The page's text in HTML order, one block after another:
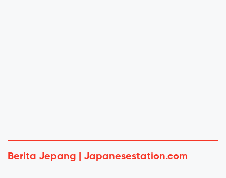
Berita Jepang | Japanesestation.com